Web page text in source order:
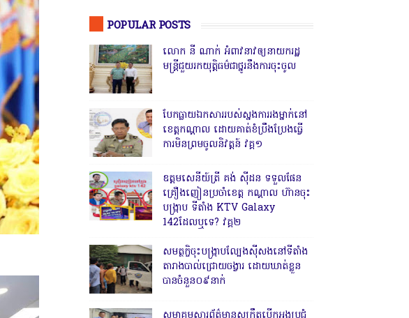
POPULAR POSTS
លោក នី ណាក់ អំពាវនាវឲ្យនាយករដ្ឋ
មន្ត្រីជួយរកយុត្តិធម៌ជាថ្នូរនឹងការចុះចូល
បែកធ្លាយឯកសាររបស់ស្នងការរងម្នាក់នៅ
ខេត្តកណ្ដាល ដោយគាត់ខំប្រឹងប្រែងធ្វើ
ការមិនព្រមចូលនិវត្តន៍ វគ្គ១
ឧត្តមសេនីយ៍ត្រី គង់ ស៊ីដន ទទួលផែន
គ្រឿងញៀនប្រចាំខេត្ត កណ្តាល ហ៊ានចុះ
បង្ក្រាប ទីតាំង KTV Galaxy
142ដែលឬទេ? វគ្គ២
សមត្ថកិ្ចចុះបង្ក្រាបល្បែងស៊ីសងនៅទីតាំង
តារាងបាល់ជ្រោយចង្វារ ដោយឃាត់ខ្លួន
បានចំនួន០៩នាក់